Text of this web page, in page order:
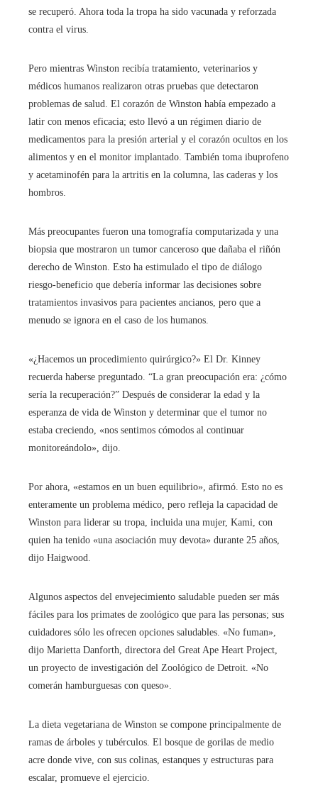
se recuperó. Ahora toda la tropa ha sido vacunada y reforzada
contra el virus.
Pero mientras Winston recibía tratamiento, veterinarios y
médicos humanos realizaron otras pruebas que detectaron
problemas de salud. El corazón de Winston había empezado a
latir con menos eficacia; esto llevó a un régimen diario de
medicamentos para la presión arterial y el corazón ocultos en los
alimentos y en el monitor implantado. También toma ibuprofeno
y acetaminofén para la artritis en la columna, las caderas y los
hombros.
Más preocupantes fueron una tomografía computarizada y una
biopsia que mostraron un tumor canceroso que dañaba el riñón
derecho de Winston. Esto ha estimulado el tipo de diálogo
riesgo-beneficio que debería informar las decisiones sobre
tratamientos invasivos para pacientes ancianos, pero que a
menudo se ignora en el caso de los humanos.
«¿Hacemos un procedimiento quirúrgico?» El Dr. Kinney
recuerda haberse preguntado. “La gran preocupación era: ¿cómo
sería la recuperación?” Después de considerar la edad y la
esperanza de vida de Winston y determinar que el tumor no
estaba creciendo, «nos sentimos cómodos al continuar
monitoreándolo», dijo.
Por ahora, «estamos en un buen equilibrio», afirmó. Esto no es
enteramente un problema médico, pero refleja la capacidad de
Winston para liderar su tropa, incluida una mujer, Kami, con
quien ha tenido «una asociación muy devota» durante 25 años,
dijo Haigwood.
Algunos aspectos del envejecimiento saludable pueden ser más
fáciles para los primates de zoológico que para las personas; sus
cuidadores sólo les ofrecen opciones saludables. «No fuman»,
dijo Marietta Danforth, directora del Great Ape Heart Project,
un proyecto de investigación del Zoológico de Detroit. «No
comerán hamburguesas con queso».
La dieta vegetariana de Winston se compone principalmente de
ramas de árboles y tubérculos. El bosque de gorilas de medio
acre donde vive, con sus colinas, estanques y estructuras para
escalar, promueve el ejercicio.